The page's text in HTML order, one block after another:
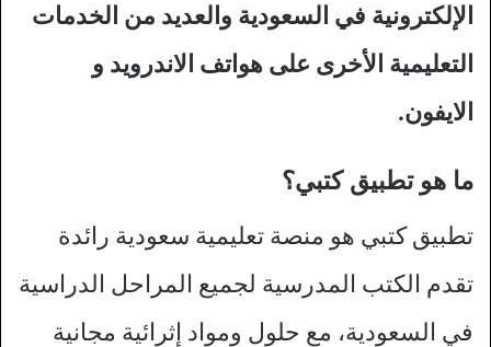
الإلكترونية في السعودية والعديد من الخدمات
التعليمية الأخرى على هواتف الاندرويد و
الايفون.
ما هو تطبيق كتبي؟
تطبيق كتبي هو منصة تعليمية سعودية رائدة
تقدم الكتب المدرسية لجميع المراحل الدراسية
في السعودية، مع حلول ومواد إثرائية مجانية